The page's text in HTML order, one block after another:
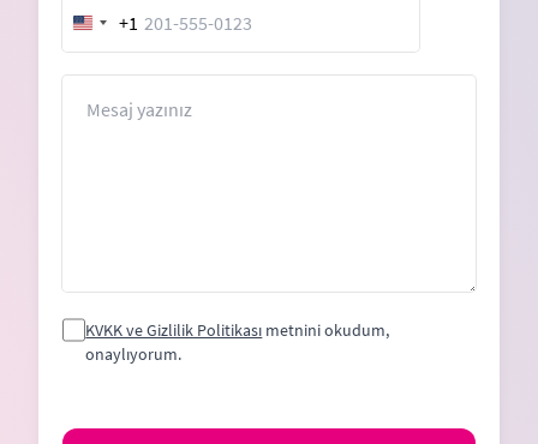
United
States
+1
KVKK ve Gizlilik Politikası metnini okudum,
onaylıyorum.